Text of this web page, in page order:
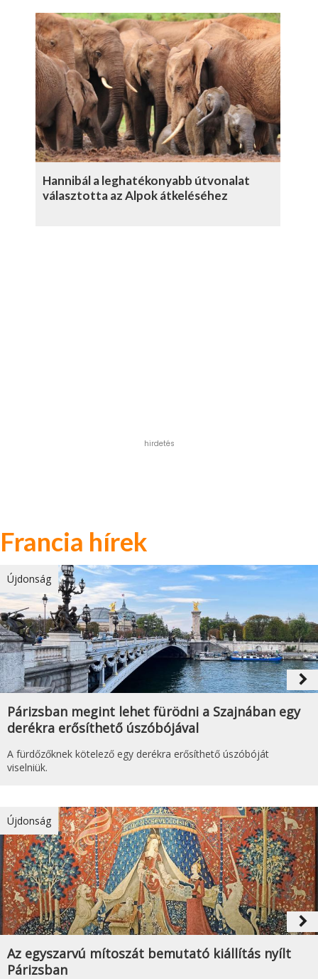
Hannibál a leghatékonyabb útvonalat
választotta az Alpok átkeléséhez
hirdetés
Francia hírek
Újdonság
navigate_next
Párizsban megint lehet fürödni a Szajnában egy
derékra erősíthető úszóbójával
A fürdőzőknek kötelező egy derékra erősíthető úszóbóját
viselniük.
Újdonság
navigate_next
Az egyszarvú mítoszát bemutató kiállítás nyílt
Párizsban